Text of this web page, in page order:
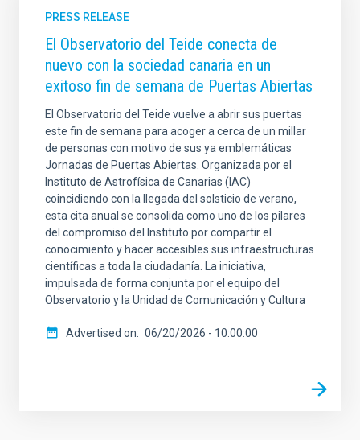
PRESS RELEASE
El Observatorio del Teide conecta de
nuevo con la sociedad canaria en un
exitoso fin de semana de Puertas Abiertas
El Observatorio del Teide vuelve a abrir sus puertas
este fin de semana para acoger a cerca de un millar
de personas con motivo de sus ya emblemáticas
Jornadas de Puertas Abiertas. Organizada por el
Instituto de Astrofísica de Canarias (IAC)
coincidiendo con la llegada del solsticio de verano,
esta cita anual se consolida como uno de los pilares
del compromiso del Instituto por compartir el
conocimiento y hacer accesibles sus infraestructuras
científicas a toda la ciudadanía. La iniciativa,
impulsada de forma conjunta por el equipo del
Observatorio y la Unidad de Comunicación y Cultura
Advertised on 06/20/2026 - 10:00:00